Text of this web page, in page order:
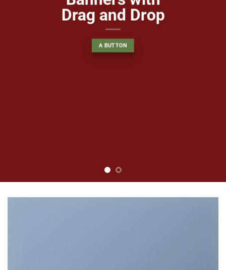
Drag and Drop
A BUTTON